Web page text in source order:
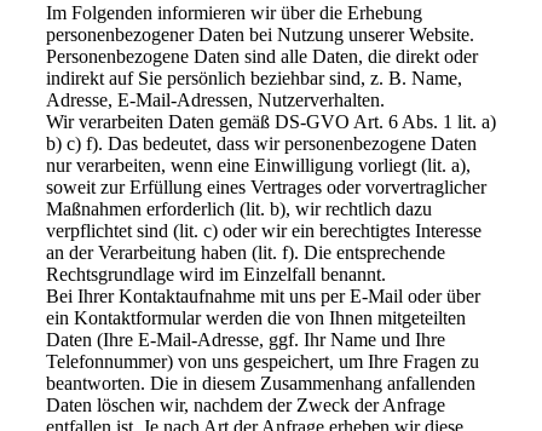
Im Folgenden informieren wir über die Erhebung
personenbezogener Daten bei Nutzung unserer Website.
Personenbezogene Daten sind alle Daten, die direkt oder
indirekt auf Sie persönlich beziehbar sind, z. B. Name,
Adresse, E-Mail-Adressen, Nutzerverhalten.
Wir verarbeiten Daten gemäß DS-GVO Art. 6 Abs. 1 lit. a)
b) c) f). Das bedeutet, dass wir personenbezogene Daten
nur verarbeiten, wenn eine Einwilligung vorliegt (lit. a),
soweit zur Erfüllung eines Vertrages oder vorvertraglicher
Maßnahmen erforderlich (lit. b), wir rechtlich dazu
verpflichtet sind (lit. c) oder wir ein berechtigtes Interesse
an der Verarbeitung haben (lit. f). Die entsprechende
Rechtsgrundlage wird im Einzelfall benannt.
Bei Ihrer Kontaktaufnahme mit uns per E-Mail oder über
ein Kontaktformular werden die von Ihnen mitgeteilten
Daten (Ihre E-Mail-Adresse, ggf. Ihr Name und Ihre
Telefonnummer) von uns gespeichert, um Ihre Fragen zu
beantworten. Die in diesem Zusammenhang anfallenden
Daten löschen wir, nachdem der Zweck der Anfrage
entfallen ist. Je nach Art der Anfrage erheben wir diese